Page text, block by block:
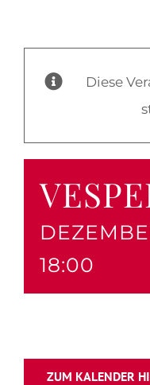
Diese
18:00
ZUM KALENDER